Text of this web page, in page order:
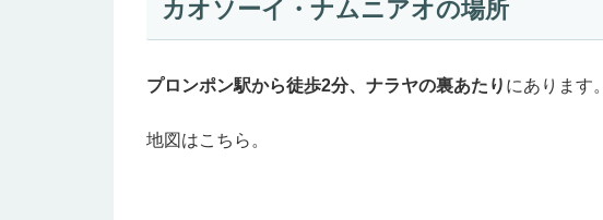
カオソーイ・ナムニアオの場所
プロンポン駅から徒歩2分、ナラヤの裏あたり にあります。
地図はこちら。